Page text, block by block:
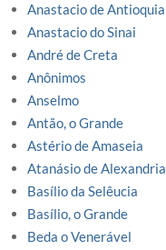
Anastacio de Antioquia
Anastacio do Sinai
André de Creta
Anônimos
Anselmo
Antão, o Grande
Astério de Amaseia
Atanásio de Alexandria
Basílio da Selêucia
Basílio, o Grande
Beda o Venerável